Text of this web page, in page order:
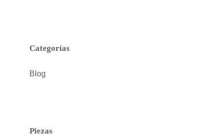
Categorías
Blog
Piezas